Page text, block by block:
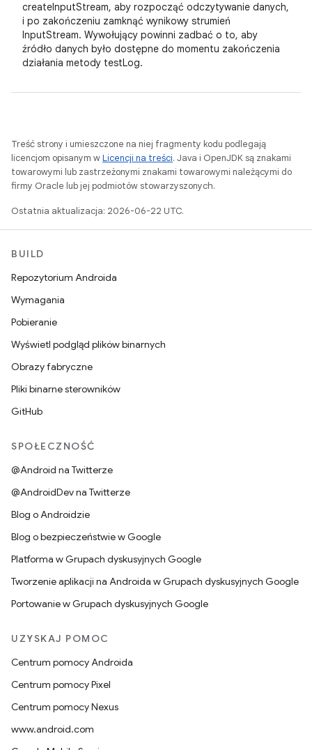
createInputStream, aby rozpocząć odczytywanie danych,
i po zakończeniu zamknąć wynikowy strumień
InputStream. Wywołujący powinni zadbać o to, aby
źródło danych było dostępne do momentu zakończenia
działania metody testLog.
Treść strony i umieszczone na niej fragmenty kodu podlegają
licencjom opisanym wLicencji na treści. Java i OpenJDK są znakami
towarowymi lub zastrzeżonymi znakami towarowymi należącymi do
firmy Oracle lub jej podmiotów stowarzyszonych.
Ostatnia aktualizacja: 2026-06-22 UTC.
BUILD
Repozytorium Androida
Wymagania
Pobieranie
Wyświetl podgląd plików binarnych
Obrazy fabryczne
Pliki binarne sterowników
GitHub
SPOŁECZNOŚĆ
@Android na Twitterze
@AndroidDev na Twitterze
Blog o Androidzie
Blog o bezpieczeństwie w Google
Platforma w Grupach dyskusyjnych Google
Tworzenie aplikacji na Androida w Grupach dyskusyjnych Google
Portowanie w Grupach dyskusyjnych Google
UZYSKAJ POMOC
Centrum pomocy Androida
Centrum pomocy Pixel
Centrum pomocy Nexus
www.android.com